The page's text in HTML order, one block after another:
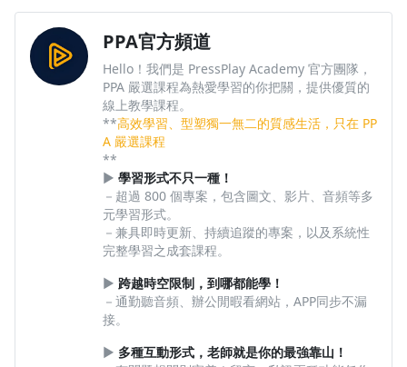
4-3｜ONE PHOTO 心的攝影｜造型的構圖
免費試看
4-4｜GoPro 官方大使的動態攝影術｜如何拍出好故事
5-2｜從０上手Facebook廣告操作｜新手注意！容易
不符合規範的廣告素材
免費試看
5-3｜子彈時間管理術｜破除時間管理的迷思
5-4｜化輸入為輸出｜高效輸出的五種框架
5-5 | 啾音好書｜每天 10 分鐘的高效率練習
PPA官方頻道
Hello！我們是 PressPlay Academy 官方團隊，
PPA 嚴選課程為熱愛學習的你把關，提供優質的
線上教學課程。
**高效學習、型塑獨一無二的質感生活，只在 PP
A 嚴選課程
**
► 學習形式不只一種！
－超過 800 個專案，包含圖文、影片、音頻等多
元學習形式。
－兼具即時更新、持續追蹤的專案，以及系統性
完整學習之成套課程。
► 跨越時空限制，到哪都能學！
－通勤聽音頻、辦公閒暇看網站，APP同步不漏
接。
► 多種互動形式，老師就是你的最強靠山！